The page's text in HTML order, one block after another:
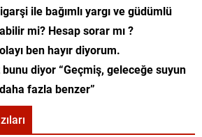
ile bağımlı yargı ve güdümlü
mi? Hesap sorar mı ?
ben hayır diyorum.
diyor “Geçmiş, geleceğe suyun
fazla benzer”